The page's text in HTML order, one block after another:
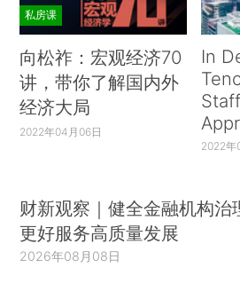
私房课
向松祚：宏观经济70
讲，带你了解国内外
经济大局
2022年04月06日
In
2022年
财新观察｜健全金融机构治
更好服务高质量发展
2026年08月08日